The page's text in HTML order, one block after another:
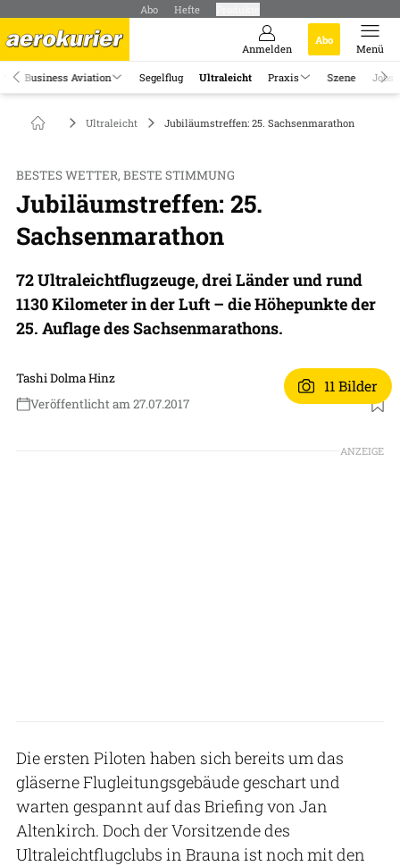
Abo Hefte
Anmelden
Abo
Menü
Business Aviation Segelflug Ultraleicht Praxis Szene Jobs
Ultraleicht Jubiläumstreffen: 25. Sachsenmarathon
BESTES WETTER, BESTE STIMMUNG
Jubiläumstreffen: 25.
Sachsenmarathon
72 Ultraleichtflugzeuge, drei Länder und rund
1130 Kilometer in der Luft – die Höhepunkte der
25. Auflage des Sachsenmarathons.
Tashi Dolma Hinz
Veröffentlicht am 27.07.2017
11 Bilder
ANZEIGE
Die ersten Piloten haben sich bereits um das
gläserne Flugleitungsgebäude geschart und
warten gespannt auf das Briefing von Jan
Altenkirch. Doch der Vorsitzende des
Ultraleichtflugclubs in Brauna ist noch mit den